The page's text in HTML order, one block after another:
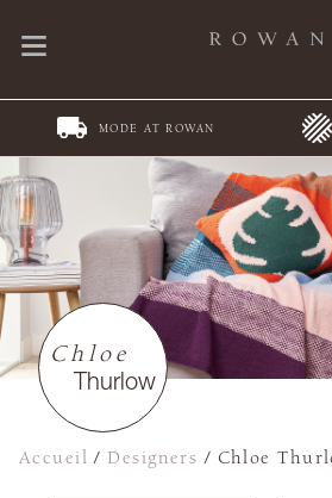
JOIN Juleteppe KAL
Chloe
Thurlow
Accueil /Designers / Chloe